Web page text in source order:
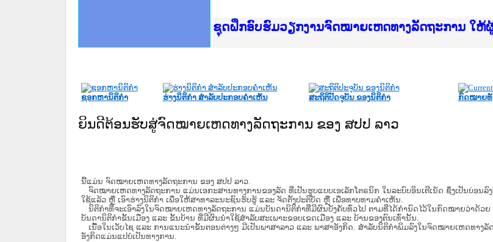
Ministry of Justice Lao PDR
ເຜີຍແຜ່ວັບໄຊຈົດໝາຍເຫດທາງລັດຖະການ ແລະ ແອັບ
ກະຊວງຍຸຕິທຳ
ຊຸດຝຶກອົບຮົມວຽກງານຈົດໝາຍເຫດທາງລັດຖະການ ໃຫ້
ກອງປະຊຸມທົບທວນຄືນການຈັດຕັ້ງປະຕິບັດວຽກງານຈົດໝ
ຝຶກອົບຮົມ ຜູ່ປະສານງານວຽກງານຈົດໝາຍເຫດທາງລັດ
ຝຶກອົບຮົມ ຜູ່ປະສານງານວຽກງານຈົດໝາຍເຫດທາງລັດ
ເຜີຍແຜ່ແອັບກົດໝາຍລາວ ແລະ ເວັບໄຊຈົດໝາຍເຫດທ
ເຜີຍແຜ່ແອັບກົດໝາຍລາວ ແລະ ເວັບໄຊຈົດໝາຍເຫດທ
ຍົກລະດັບວຽກງານຈົດໝາຍເຫດທາງລັດຖະການໃຫ້ຜູ້ປ
ຊຸດຝຶກອົບຮົມວຽກງານຈົດໝາຍເຫດທາງລັດຖະການ ໃຫ້
ຊອກຫານິຕິກໍາ ຮ່າງນິຕິກໍາ ສໍາລັບປະກອບຄໍາເຫັນ ສະຖິຕິປັດຈຸບັນ ຂອງນິຕິກໍາ ກົດໝາຍ
ຍິນດີຕ້ອນຮັບສູ່ຈົດໝາຍເຫດທາງລັດຖະການ ຂອງ ສປປ ລາວ
ນີ້ແມ່ນ ຈົດໝາຍເຫດທາງລັດຖະການ ຂອງ ສປປ ລາວ.
ຈົດໝາຍເຫດທາງລັດຖະການ ແມ່ນ​ເອ​ກະ​ສານ​ທາງ​ການ​ຂອງ​ລັດ ທີ່​ເປັນ​ຮູບ​ແບບ​ເອ​ເລັກ​ໂຕ​ຣ​ນິກ ໃນ​ລະ​ບົບ​ອິນ​ເຕີ​ເນັດ ຊຶ່ງ​ເປັນ​ບ່ອນ​ລົ
ໃຊ້ແລ້ວ ຫຼື ເອົາຮ່າງນິຕິກໍາ ເພື່ອໃຫ້​ສາ​ທາ​ລະ​ນະ​ຊົນ​ຮັບ​ຮູ້ ແລະ ຈັດ​ຕັ້ງ​ປະ​ຕິ​ບັດ ຫຼື ເພື່ອທາບທາມຄໍາເຫັນ.
ນິ​ຕິ​ກຳ​ທີ່​ຈະ​ເອົາ​ລົງ​ໃນ​ຈົດ​ໝາຍ​ເຫດ​ທາງ​ລັດ​ຖະ​ການ ​ແມ່ນ​ບັນ​ດາ​ນິ​ຕິ​ກຳ​ທີ່​ມີ​ຜົນ​ບັງ​ຄັບ​ທົ່ວ​ໄປ ຕາມ​ທີ່​ໄດ້​ກຳ​ນົດ​ໄວ້​ໃນ​ກົດ​ໝາຍ​ວ່າ​ດ້ວຍ​
ບັນ​ດານິ​ຕິ​ກຳ​ຂັ້ນ​ເມືອງ ແລະ ຂັ້ນ​ບ້ານ ​ທີ່​ມີ​ຜົນ​ນຳ​ໃຊ້​ສຳ​ລັບ​ສະ​ເພາະ​ຂອບ​ເຂດ​ເມືອງ ແລະ ບ້ານ​ຂອງ​ຕົນ​ເທົ່າ​ນັ້ນ.
ເນື້ອໃນ​ເວັບ​ໄຊ​ ແລະ ການແນະນໍາຂັ້ນຕອນຕ່າງໆ ມີເປັນພາສາລາວ ແລະ ພາສາອັງກິດ. ສໍາລັບນິຕິກຳພິມລົງໃນຈົດໝາຍເຫດທາງລັ
ອັງກິດແມ່ນແປບໍ່ເປັນທາງການ.